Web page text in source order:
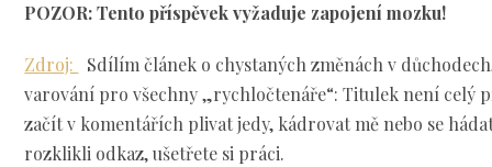
POZOR: Tento příspěvek vyžaduje zapojení mozku!
Zdroj:
Sdílím článek o chystaných změnách v
varování pro všechny „rychločtenáře“: Titulek není celý
začít v komentářích plivat jedy, kádrovat mě nebo se
rozklikli odkaz, ušetřete si práci.